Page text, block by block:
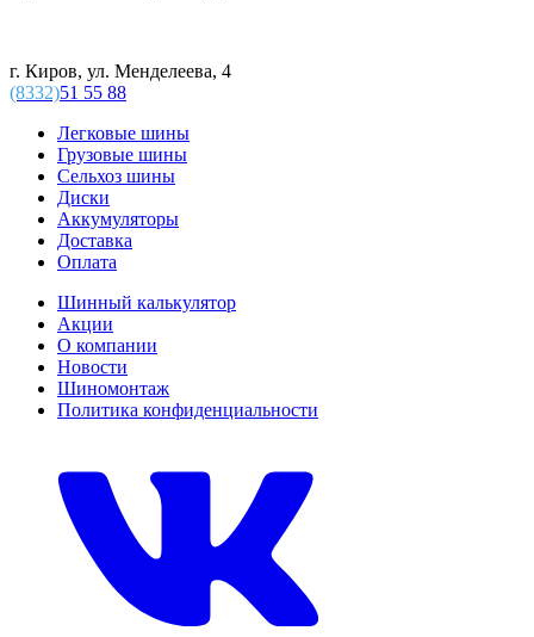
г. Киров, ул. Менделеева, 4
(8332)51 55 88
Легковые шины
Грузовые шины
Сельхоз шины
Диски
Аккумуляторы
Доставка
Оплата
Шинный калькулятор
Акции
О компании
Новости
Шиномонтаж
Политика конфиденциальности